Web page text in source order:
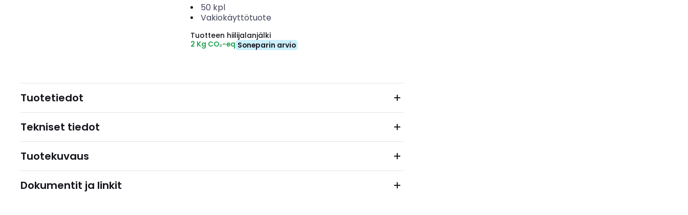
50 kpl
Vakiokäyttötuote
Tuotteen hiilijalanjälki
2 Kg CO₂-eq Soneparin arvio
Tuotetiedot
Tekniset tiedot
Tuotekuvaus
Dokumentit ja linkit